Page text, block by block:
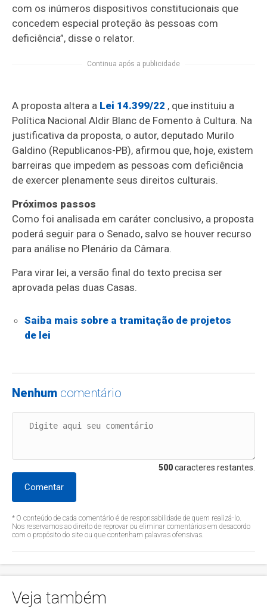
com os inúmeros dispositivos constitucionais que
concedem especial proteção às pessoas com
deficiência”, disse o relator.
Continua após a publicidade
A proposta altera a Lei 14.399/22 , que instituiu a
Política Nacional Aldir Blanc de Fomento à Cultura. Na
justificativa da proposta, o autor, deputado Murilo
Galdino (Republicanos-PB), afirmou que, hoje, existem
barreiras que impedem as pessoas com deficiência
de exercer plenamente seus direitos culturais.
Próximos passos
Como foi analisada em caráter conclusivo, a proposta
poderá seguir para o Senado, salvo se houver recurso
para análise no Plenário da Câmara.
Para virar lei, a versão final do texto precisa ser
aprovada pelas duas Casas.
Saiba mais sobre a tramitação de projetos
de lei
Nenhum comentário
500caracteres restantes.
Comentar
* O conteúdo de cada comentário é de responsabilidade de quem realizá-lo.
Nos reservamos ao direito de reprovar ou eliminar comentários em desacordo
com o propósito do site ou que contenham palavras ofensivas.
Veja também